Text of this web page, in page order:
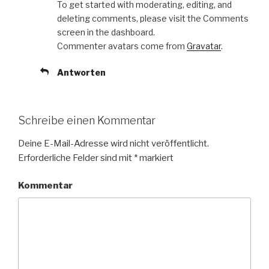
To get started with moderating, editing, and
deleting comments, please visit the Comments
screen in the dashboard.
Commenter avatars come from Gravatar.
Antworten
Schreibe einen Kommentar
Deine E-Mail-Adresse wird nicht veröffentlicht.
Erforderliche Felder sind mit *markiert
Kommentar